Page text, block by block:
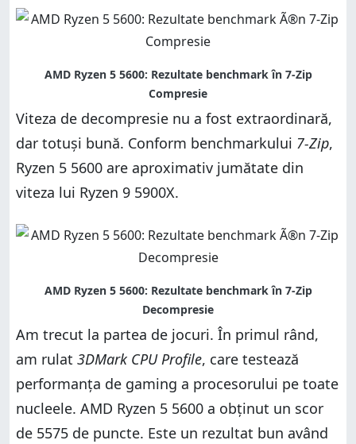
Viteza de decompresie nu a fost extraordinară,
dar totuși bună. Conform benchmarkului 7-Zip,
Ryzen 5 5600 are aproximativ jumătate din
viteza lui Ryzen 9 5900X.
Am trecut la partea de jocuri. În primul rând,
am rulat 3DMark CPU Profile, care testează
performanța de gaming a procesorului pe toate
nucleele. AMD Ryzen 5 5600 a obținut un scor
de 5575 de puncte. Este un rezultat bun având